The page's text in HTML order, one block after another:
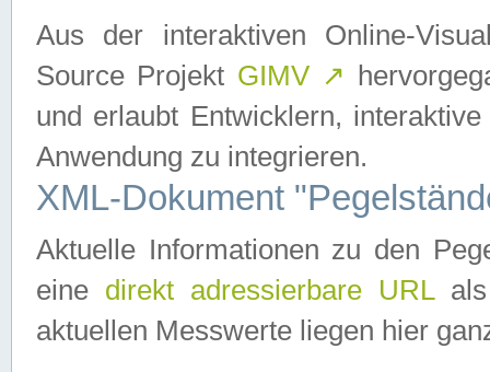
Aus der interaktiven Online-
Source Projekt GIMV ↗
und erlaubt Entwicklern,
Anwendung zu integrieren.
XML-Dokument
Aktuelle Informationen zu den
eine direkt adressierbare URLals
aktuellen Messwerte liegen hier